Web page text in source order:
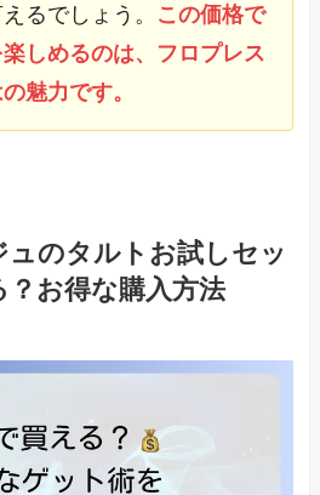
るでしょう。 この価格で
しめるのは、フロプレス
魅力です。
のタルトお試しセッ
？お得な購入方法